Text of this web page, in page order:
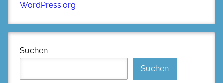
WordPress.org
Suchen
Suchen